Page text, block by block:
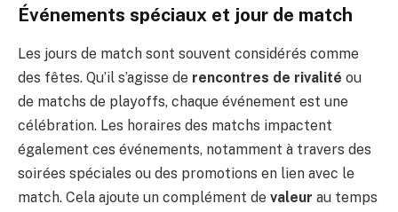
Événements spéciaux et jour de match
Les jours de match sont souvent considérés comme
des fêtes. Qu’il s’agisse de rencontres de rivalité ou
de matchs de playoffs, chaque événement est une
célébration. Les horaires des matchs impactent
également ces événements, notamment à travers des
soirées spéciales ou des promotions en lien avec le
match. Cela ajoute un complément de valeur au temps